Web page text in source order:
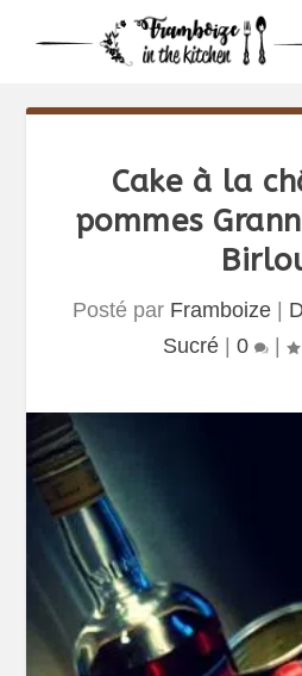
Cake à la
pommes
Posté par Framboize|
Sucré
0